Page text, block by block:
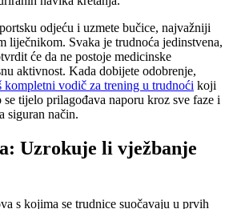
odjeću i uzmete bučice, najvažniji
liječnikom. Svaka je trudnoća jedinstvena,
će da ne postoje medicinske
aktivnost. Kada dobijete odobrenje,
kompletni vodič za trening u trudnoći koji
tijelo prilagođava naporu kroz sve faze i
siguran način.
Uzrokuje li vježbanje
s kojima se trudnice suočavaju u prvih